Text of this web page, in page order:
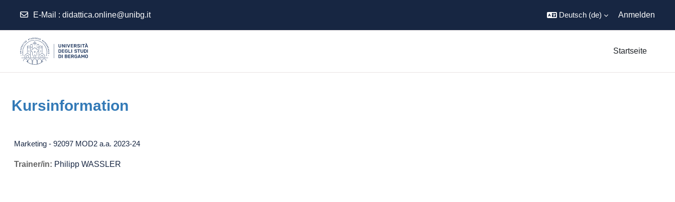
E-Mail : didattica.online@unibg.it Deutsch ‎(de)‎ Anmelden
Startseite
Kursinformation
Marketing - 92097 MOD2 a.a. 2023-24
Trainer/in: Philipp WASSLER